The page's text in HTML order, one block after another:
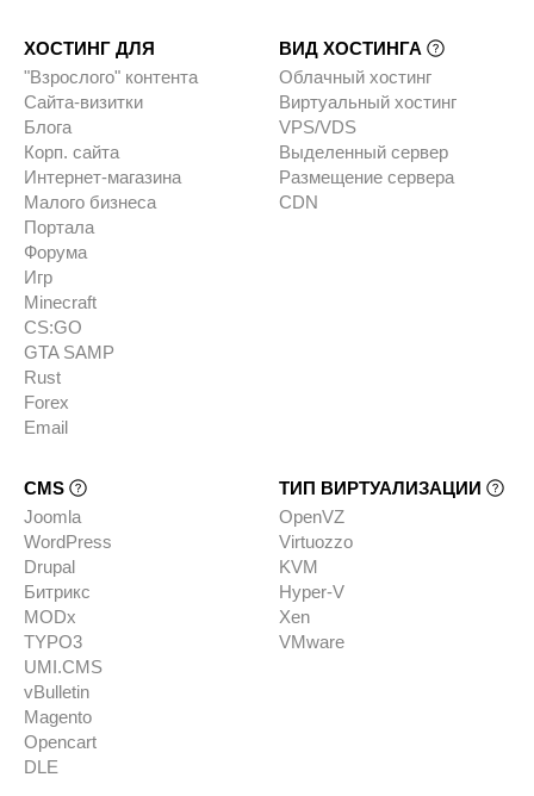
ХОСТИНГ ДЛЯ
"Взрослого" контента
Сайта-визитки
Блога
Корп. сайта
Интернет-магазина
Малого бизнеса
Портала
Форума
Игр
Minecraft
CS:GO
GTA SAMP
Rust
Forex
Email
ВИД ХОСТИНГА
Облачный хостинг
Виртуальный хостинг
VPS/VDS
Выделенный сервер
Размещение сервера
CDN
CMS
Joomla
WordPress
Drupal
Битрикс
MODx
TYPO3
UMI.CMS
vBulletin
Magento
Opencart
DLE
ТИП ВИРТУАЛИЗАЦИИ
OpenVZ
Virtuozzo
KVM
Hyper-V
Xen
VMware